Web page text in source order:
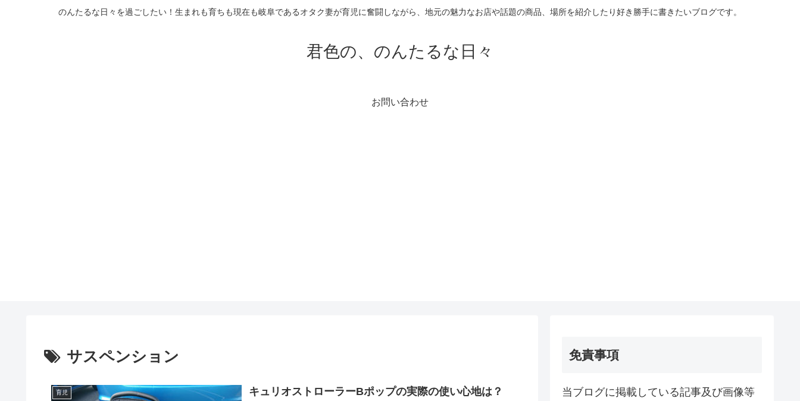
のんたるな日々を過ごしたい！生まれも育ちも現在も岐阜であるオタク妻が育児に奮闘しながら、地元の魅力なお店や話題の商品、場所を紹介したり好き勝手に書きたいブログです。
君色の、のんたるな日々
お問い合わせ
サスペンション
育児
キュリオストローラーBポップの実際の使い心地は？
免責事項
当ブログに掲載している記事及び画像等